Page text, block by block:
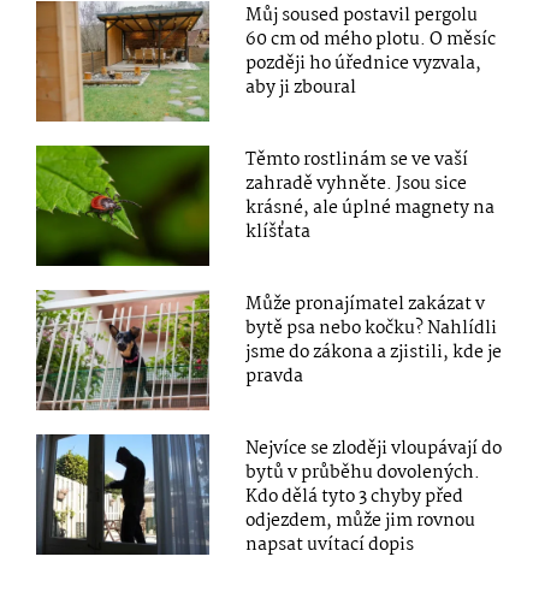
Můj soused postavil pergolu
60 cm od mého plotu. O měsíc
později ho úřednice vyzvala,
aby ji zboural
Těmto rostlinám se ve vaší
zahradě vyhněte. Jsou sice
krásné, ale úplné magnety na
klíšťata
Může pronajímatel zakázat v
bytě psa nebo kočku? Nahlídli
jsme do zákona a zjistili, kde je
pravda
Nejvíce se zloději vloupávají do
bytů v průběhu dovolených.
Kdo dělá tyto 3 chyby před
odjezdem, může jim rovnou
napsat uvítací dopis